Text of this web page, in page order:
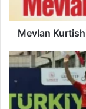
r
s
h
'
Mevlan
G
a
i